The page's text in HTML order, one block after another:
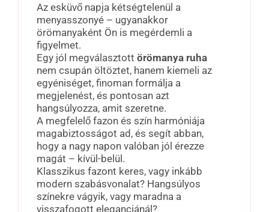
Az esküvő napja kétségtelenül a
menyasszonyé – ugyanakkor
örömanyaként Ön is megérdemli a
figyelmet.
Egy jól megválasztott örömanya ruha
nem csupán öltöztet, hanem kiemeli az
egyéniséget, finoman formálja a
megjelenést, és pontosan azt
hangsúlyozza, amit szeretne.
A megfelelő fazon és szín harmóniája
magabiztosságot ad, és segít abban,
hogy a nagy napon valóban jól érezze
magát – kívül-belül.
Klasszikus fazont keres, vagy inkább
modern szabásvonalat? Hangsúlyos
színekre vágyik, vagy maradna a
visszafogott eleganciánál?